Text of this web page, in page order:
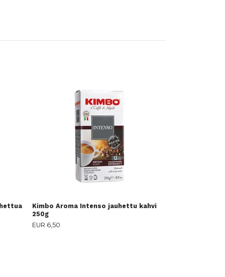
Kimbo Aroma Intenso jauhettu kahvi
250g
EUR 6,50